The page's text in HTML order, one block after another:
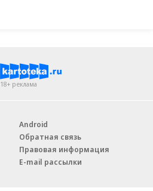
18+ реклама
Android
Обратная связь
Правовая информация
E-mail рассылки